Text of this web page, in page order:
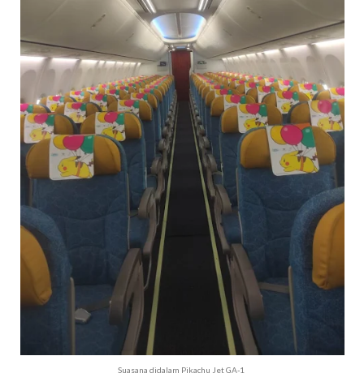
Suasana didalam Pikachu Jet GA-1